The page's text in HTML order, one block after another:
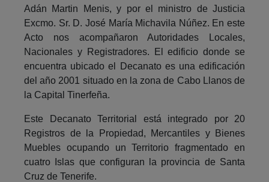
Adán Martin Menis, y por el ministro de Justicia
Excmo. Sr. D. José María Michavila Núñez. En este
Acto nos acompañaron Autoridades Locales,
Nacionales y Registradores. El edificio donde se
encuentra ubicado el Decanato es una edificación
del año 2001 situado en la zona de Cabo Llanos de
la Capital Tinerfeña.
Este Decanato Territorial está integrado por 20
Registros de la Propiedad, Mercantiles y Bienes
Muebles ocupando un Territorio fragmentado en
cuatro Islas que configuran la provincia de Santa
Cruz de Tenerife.